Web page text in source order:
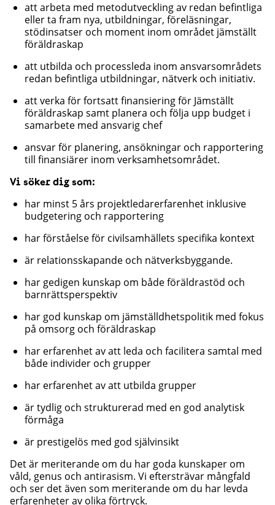
att arbeta med metodutveckling av redan befintliga
eller ta fram nya, utbildningar, föreläsningar,
stödinsatser och moment inom området jämställt
föräldraskap
att utbilda och processleda inom ansvarsområdets
redan befintliga utbildningar, nätverk och initiativ.
att verka för fortsatt finansiering för Jämställt
föräldraskap samt planera och följa upp budget i
samarbete med ansvarig chef
ansvar för planering, ansökningar och rapportering
till finansiärer inom verksamhetsområdet.
Vi söker dig som:
har minst 5 års projektledarerfarenhet inklusive
budgetering och rapportering
har förståelse för civilsamhällets specifika kontext
är relationsskapande och nätverksbyggande.
har gedigen kunskap om både föräldrastöd och
barnrättsperspektiv
har god kunskap om jämställdhetspolitik med fokus
på omsorg och föräldraskap
har erfarenhet av att leda och facilitera samtal med
både individer och grupper
har erfarenhet av att utbilda grupper
är tydlig och strukturerad med en god analytisk
förmåga
är prestigelös med god självinsikt
Det är meriterande om du har goda kunskaper om
våld, genus och antirasism. Vi eftersträvar mångfald
och ser det även som meriterande om du har levda
erfarenheter av olika förtryck.